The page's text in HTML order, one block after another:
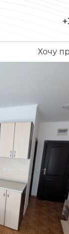
инвестицийХочу